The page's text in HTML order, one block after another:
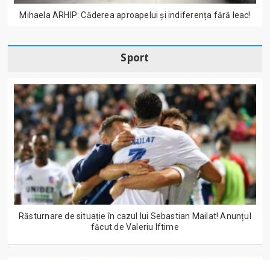
Mihaela ARHIP: Căderea aproapelui și indiferența fără leac!
Sport
Răsturnare de situație în cazul lui Sebastian Mailat! Anunțul
făcut de Valeriu Iftime